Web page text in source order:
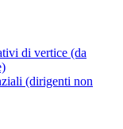
di vertice (da
(dirigenti non